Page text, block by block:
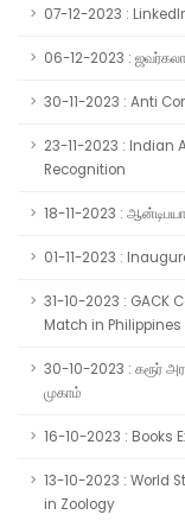
07-12-2023 :
06-12-2023 :
30-11-2023 : Anti
23-11-2023 :
Recognition
18-11-2023 :
01-11-2023 :
31-10-2023 : GACK
Match in Philippines
30-10-2023 : கரூர்
முகாம்
16-10-2023 : Books
13-10-2023 : World
in Zoology